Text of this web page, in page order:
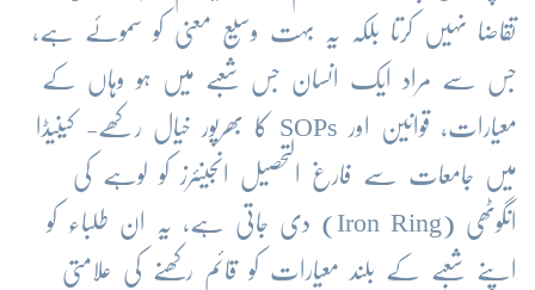
تقاضا نہیں کرتا بلکہ یہ بہت وسیع معنی کو سموئے ہے،
جس سے مراد ایک انسان جس شعبے میں ہو وہاں کے
معیارات، قوانین اور SOPs کا بھرپور خیال رکھے- کینیڈا
میں جامعات سے فارغ التحصیل انجینئرز کو لوہے کی
انگوٹھی (Iron Ring) دی جاتی ہے، یہ ان طلباء کو
اپنے شعبے کے بلند معیارات کو قائم رکھنے کی علامتی